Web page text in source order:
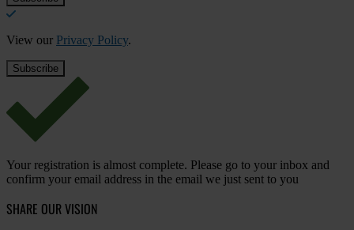
View our Privacy Policy.
Your registration is almost complete. Please go to your inbox and
confirm your email address in the email we just sent to you
SHARE OUR VISION